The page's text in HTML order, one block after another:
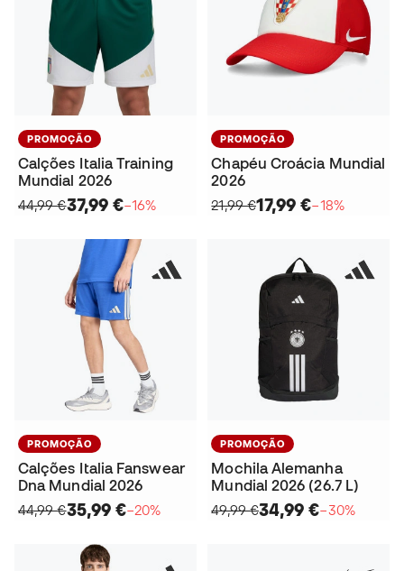
PROMOÇÃO
Calções Italia Training
Mundial 2026
44,99 €37,99 €−16%
PROMOÇÃO
Chapéu Croácia Mundial
2026
21,99 €17,99 €−18%
PROMOÇÃO
Calções Italia Fanswear
Dna Mundial 2026
44,99 €35,99 €−20%
PROMOÇÃO
Mochila Alemanha
Mundial 2026 (26.7 L)
49,99 €34,99 €−30%